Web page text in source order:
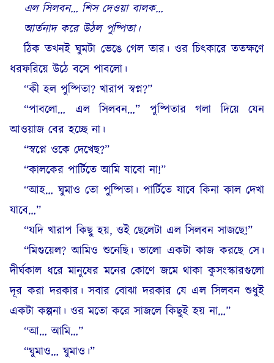
এল সিলবন… শিস দেওয়া বালক…
আর্তনাদ করে উঠল পুষ্পিতা।
ঠিক তখনই ঘুমটা ভেঙে গেল তার। ওর চিৎকারে ততক্ষণে
ধরফরিয়ে উঠে বসে পাবলো।
“কী হল পুষ্পিতা? খারাপ স্বপ্ন?”
“পাবলো… এল সিলবন…” পুষ্পিতার গলা দিয়ে যেন
আওয়াজ বের হচ্ছে না।
“স্বপ্নে ওকে দেখেছ?”
“কালকের পার্টিতে আমি যাবো না!”
“আহ… ঘুমাও তো পুষ্পিতা। পার্টিতে যাবে কিনা কাল দেখা
যাবে…”
“যদি খারাপ কিছু হয়, ওই ছেলেটা এল সিলবন সাজছে!”
“মিগুয়েল? আমিও শুনেছি। ভালো একটা কাজ করছে সে।
দীর্ঘকাল ধরে মানুষের মনের কোণে জমে থাকা কুসংস্কারগুলো
দূর করা দরকার। সবার বোঝা দরকার যে এল সিলবন শুধুই
একটা কল্পনা। ওর মতো করে সাজলে কিছুই হয় না…”
“আ… আমি…”
“ঘুমাও… ঘুমাও।”